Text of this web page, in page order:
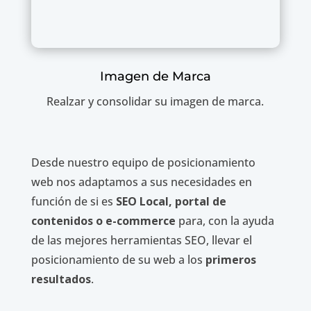
Imagen de Marca
Realzar y consolidar su imagen de marca.
Desde nuestro equipo de posicionamiento
web nos adaptamos a sus necesidades en
función de si es SEO Local, portal de
contenidos o e-commerce para, con la ayuda
de las mejores herramientas SEO, llevar el
posicionamiento de su web a los primeros
resultados.